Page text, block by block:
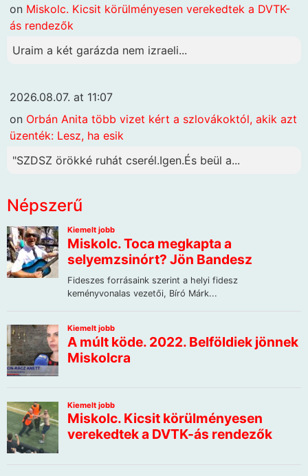
on Miskolc. Kicsit körülményesen verekedtek a DVTK-
ás rendezők
Uraim a két garázda nem izraeli...
2026.08.07. at 11:07
on Orbán Anita több vizet kért a szlovákoktól, akik azt
üzenték: Lesz, ha esik
"SZDSZ örökké ruhát cserél.Igen.És beül a...
Népszerű